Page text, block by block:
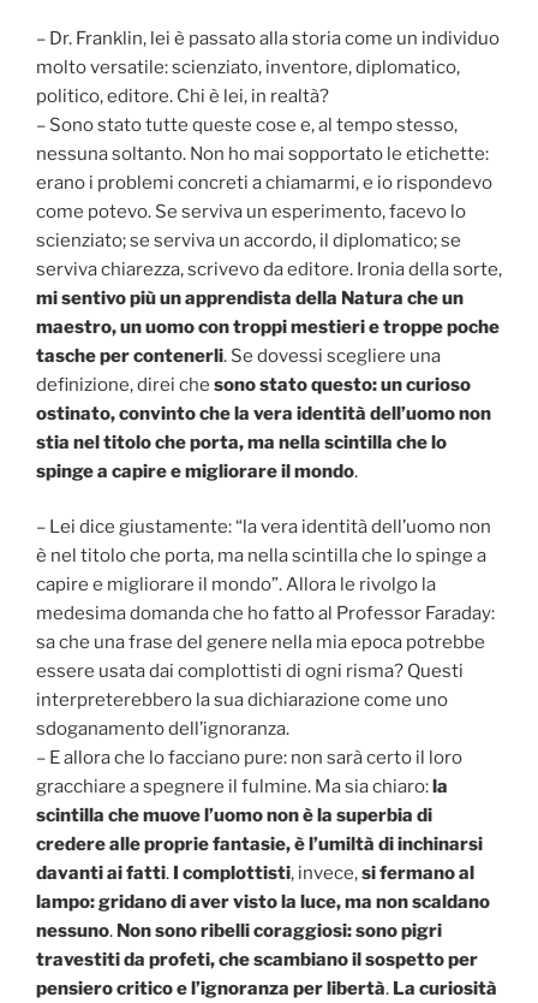
– Dr. Franklin, lei è passato alla storia come un individuo
molto versatile: scienziato, inventore, diplomatico,
politico, editore. Chi è lei, in realtà?
– Sono stato tutte queste cose e, al tempo stesso,
nessuna soltanto. Non ho mai sopportato le etichette:
erano i problemi concreti a chiamarmi, e io rispondevo
come potevo. Se serviva un esperimento, facevo lo
scienziato; se serviva un accordo, il diplomatico; se
serviva chiarezza, scrivevo da editore. Ironia della sorte,
mi sentivo più un apprendista della Natura che un
maestro, un uomo con troppi mestieri e troppe poche
tasche per contenerli. Se dovessi scegliere una
definizione, direi che sono stato questo: un curioso
ostinato, convinto che la vera identità dell’uomo non
stia nel titolo che porta, ma nella scintilla che lo
spinge a capire e migliorare il mondo.
– Lei dice giustamente: “la vera identità dell’uomo non
è nel titolo che porta, ma nella scintilla che lo spinge a
capire e migliorare il mondo”. Allora le rivolgo la
medesima domanda che ho fatto al Professor Faraday:
sa che una frase del genere nella mia epoca potrebbe
essere usata dai complottisti di ogni risma? Questi
interpreterebbero la sua dichiarazione come uno
sdoganamento dell’ignoranza.
– E allora che lo facciano pure: non sarà certo il loro
gracchiare a spegnere il fulmine. Ma sia chiaro:la
scintilla che muove l’uomo non è la superbia di
credere alle proprie fantasie, è l’umiltà di inchinarsi
davanti ai fatti. I complottisti, invece,si fermano al
lampo: gridano di aver visto la luce, ma non scaldano
nessuno. Non sono ribelli coraggiosi: sono pigri
travestiti da profeti, che scambiano il sospetto per
pensiero critico e l’ignoranza per libertà. La curiosità